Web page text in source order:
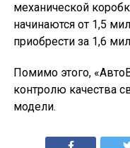
механической
начинаются от 1,5
приобрести за 1,6
Помимо этого,
контролю качества
модели.